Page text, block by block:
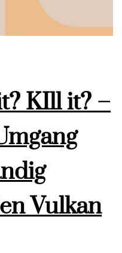
KIll it? –
Vulkan